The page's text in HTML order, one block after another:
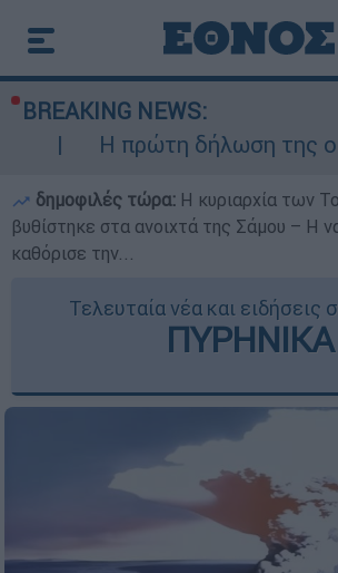
BREAKING NEWS:
δήλωση της οικογένειας
δημοφιλές τώρα: Η κυριαρχία των
βυθίστηκε στα ανοιχτά της Σάμου – Η
καθόρισε την...
Τελευταία νέα και ειδήσεις
ΠΥΡΗΝΙΚΑ